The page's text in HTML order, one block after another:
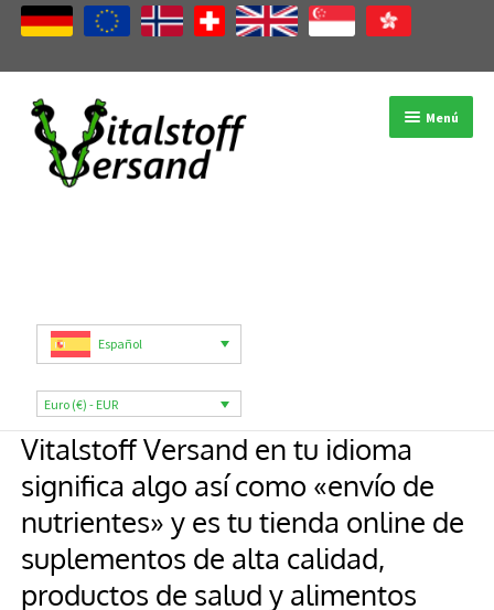
navegación
contenido
Menú
Marcas
Blog
Información
Español
Euro (€) - EUR
Vitalstoff Versand en tu idioma
significa algo así como «envío de
nutrientes» y es tu tienda online de
suplementos de alta calidad,
productos de salud y alimentos